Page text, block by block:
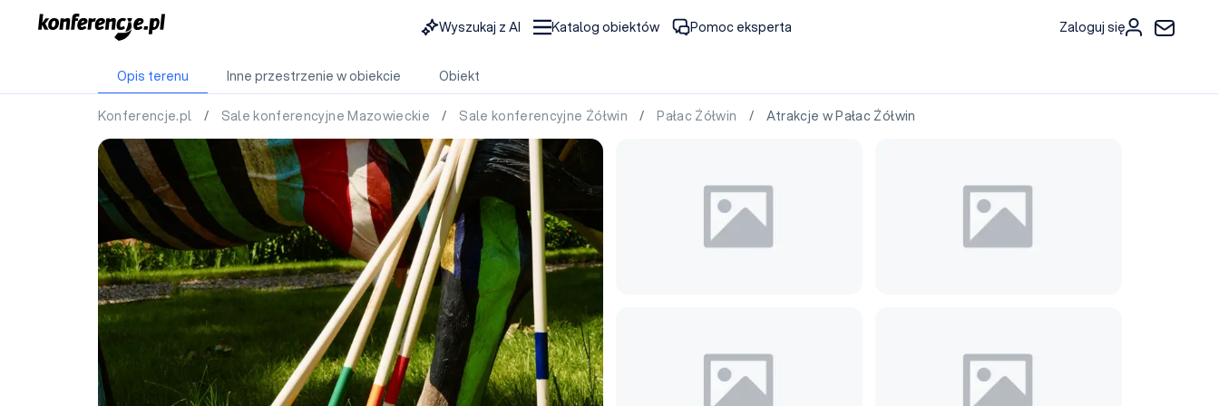
Wyszukaj z AI Katalog obiektów Pomoc eksperta Zaloguj się
Opis terenu Inne przestrzenie w obiekcie Obiekt
Konferencje.pl / Sale konferencyjne Mazowieckie / Sale konferencyjne Żółwin /Pałac Żółwin / Atrakcje w Pałac Żółwin